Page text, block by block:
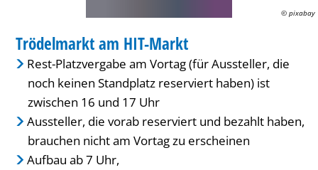
© pixabay
KATEGORIE: MARKT
Trödelmarkt am HIT-Markt
Rest-Platzvergabe am Vortag (für Aussteller, die
noch keinen Standplatz reserviert haben) ist
zwischen 16 und 17 Uhr
Aussteller, die vorab reserviert und bezahlt haben,
brauchen nicht am Vortag zu erscheinen
Aufbau ab 7 Uhr,